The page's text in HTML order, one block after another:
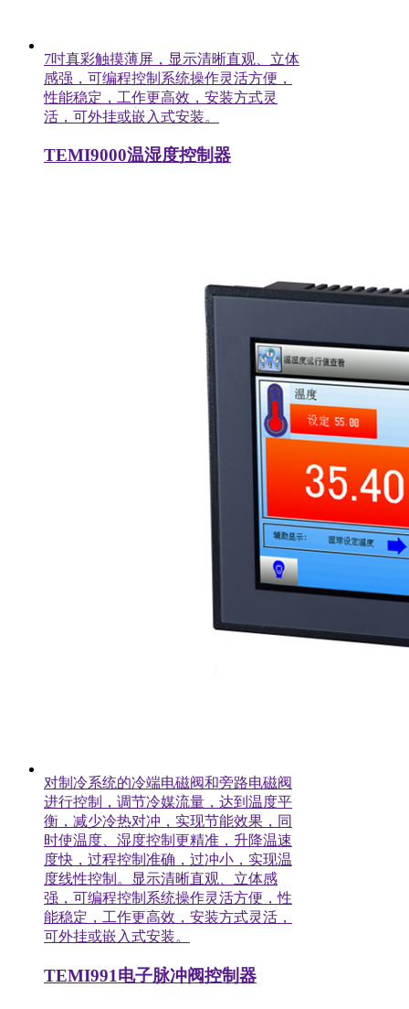
7吋真彩触摸薄屏，显示清晰直观、立体
感强，可编程控制系统操作灵活方便，
性能稳定，工作更高效，安装方式灵
活，可外挂或嵌入式安装。
TEMI9000温湿度控制器
对制冷系统的冷端电磁阀和旁路电磁阀
进行控制，调节冷媒流量，达到温度平
衡，减少冷热对冲，实现节能效果，同
时使温度、湿度控制更精准，升降温速
度快，过程控制准确，过冲小，实现温
度线性控制。显示清晰直观、立体感
强，可编程控制系统操作灵活方便，性
能稳定，工作更高效，安装方式灵活，
可外挂或嵌入式安装。
TEMI991电子脉冲阀控制器